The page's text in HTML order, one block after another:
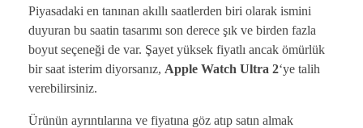
Piyasadaki en tanınan akıllı saatlerden biri olarak ismini
duyuran bu saatin tasarımı son derece şık ve birden fazla
boyut seçeneği de var. Şayet yüksek fiyatlı ancak ömürlük
bir saat isterim diyorsanız, Apple Watch Ultra 2‘ye talih
verebilirsiniz.
Ürünün ayrıntılarına ve fiyatına göz atıp satın almak